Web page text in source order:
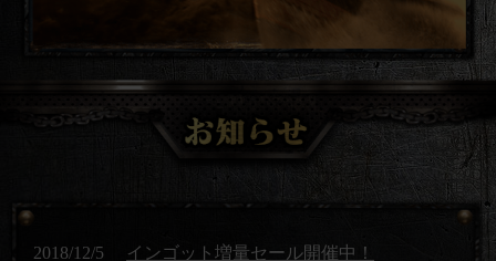
2018/12/5
インゴット増量セール開催中！